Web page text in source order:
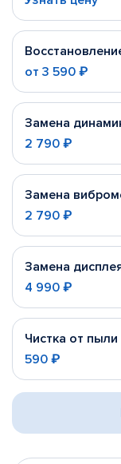
от 3 590 ₽
Замена
2 790 ₽
Замена
2 790 ₽
Замена
4 990 ₽
Чистка от
590 ₽